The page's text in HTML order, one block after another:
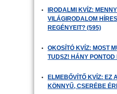
IRODALMI KVÍZ:
VILÁGIRODALOM
REGÉNYEIT? (595)
OKOSÍTÓ KVÍZ: MOST
TUDSZ! HÁNY PONTOD
ELMEBŐVÍTŐ KVÍZ: EZ
KÖNNYŰ, CSERÉBE